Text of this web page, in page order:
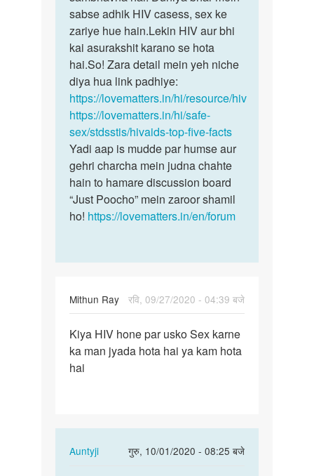
Rajesh
sabse adhik HIV casess, sex ke
zariye hue hain.Lekin HIV aur bhi
kai asurakshit karano se hota
hai.So! Zara detail mein yeh niche
diya hua link padhiye:
https://lovematters.in/hi/resource/hiv
https://lovematters.in/hi/safe-
sex/stdsstis/hivaids-top-five-facts
Yadi aap is mudde par humse aur
gehri charcha mein judna chahte
hain to hamare discussion board
“Just Poocho” mein zaroor shamil
ho! https://lovematters.in/en/forum
Mithun Ray
रवि, 09/27/2020 - 04:39 बजे
Kiya
HIV
hone
Kiya HIV hone par usko Sex karne
ka man jyada hota hai ya kam hota
hai
Auntyji
गुरु, 10/01/2020 - 08:25 बजे
In